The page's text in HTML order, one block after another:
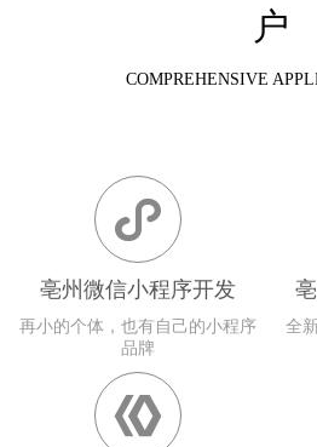
户
COMPREHENSIVE

亳州微信小程序开发
再小的个体，也有自己的小程序
品牌
全
